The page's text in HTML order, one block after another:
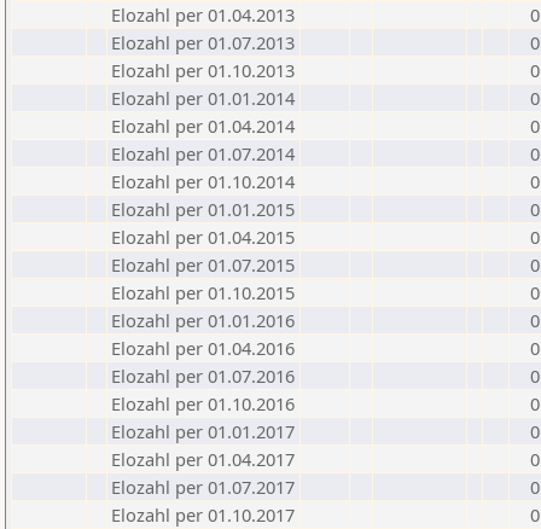
Elozahl per 01.04.2013
0
Elozahl per 01.07.2013
0
Elozahl per 01.10.2013
0
Elozahl per 01.01.2014
0
Elozahl per 01.04.2014
0
Elozahl per 01.07.2014
0
Elozahl per 01.10.2014
0
Elozahl per 01.01.2015
0
Elozahl per 01.04.2015
0
Elozahl per 01.07.2015
0
Elozahl per 01.10.2015
0
Elozahl per 01.01.2016
0
Elozahl per 01.04.2016
0
Elozahl per 01.07.2016
0
Elozahl per 01.10.2016
0
Elozahl per 01.01.2017
0
Elozahl per 01.04.2017
0
Elozahl per 01.07.2017
0
Elozahl per 01.10.2017
0